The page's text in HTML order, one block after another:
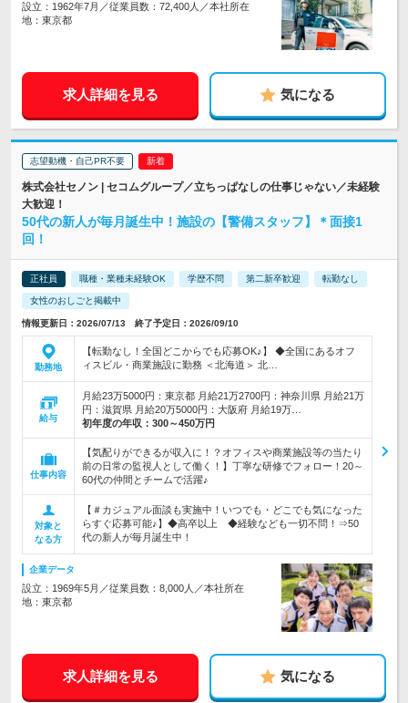
設立：1962年7月／従業員数：72,400人／本社所在
地：東京都
求人詳細を見る 気になる
志望動機・自己PR不要
株式会社セノン | セコムグループ／立ちっぱなしの仕事じゃない／未経験
大歓迎！
50代の新人が毎月誕生中！施設の【警備スタッフ】＊面接1
回！
正社員 職種・業種未経験OK 学歴不問 第二新卒歓迎 転勤なし
女性のおしごと掲載中
情報更新日：2026/07/13 終了予定日：2026/09/10
勤務地
【転勤なし！全国どこからでも応募OK♪】 ◆全国にあるオフ
ィスビル・商業施設に勤務 ＜北海道＞ 北…
給与
月給23万5000円：東京都 月給21万2700円：神奈川県 月給21万
円：滋賀県 月給20万5000円：大阪府 月給19万…
初年度の年収： 300～450万円
仕事内容
【気配りができるが収入に！？オフィスや商業施設等の当たり
前の日常の監視人として働く！】丁寧な研修でフォロー！20～
60代の仲間とチームで活躍♪
対象と
なる方
【＃カジュアル面談も実施中！いつでも・どこでも気になった
らすぐ応募可能♪】◆高卒以上 ◆経験なども一切不問！⇒50
代の新人が毎月誕生中！
企業データ
設立：1969年5月／従業員数：8,000人／本社所在
地：東京都
求人詳細を見る 気になる